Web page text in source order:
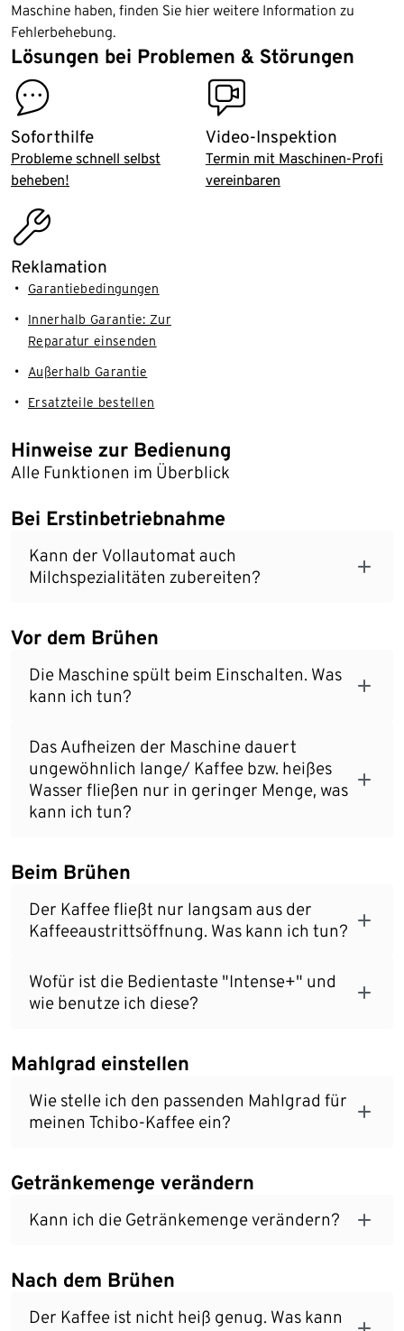
Maschine haben, finden Sie hier weitere Information zu
Fehlerbehebung.
Lösungen bei Problemen & Störungen
contact
Soforthilfe
Probleme schnell selbst
beheben!
video_inspection
Video-Inspektion
Termin mit Maschinen-Profi
vereinbaren
assembly_installation
Reklamation
Garantiebedingungen
Innerhalb Garantie: Zur
Reparatur einsenden
Außerhalb Garantie
Ersatzteile bestellen
Hinweise zur Bedienung
Alle Funktionen im Überblick
Bei Erstinbetriebnahme
Kann der Vollautomat auch
Milchspezialitäten zubereiten?
Vor dem Brühen
Die Maschine spült beim Einschalten. Was
kann ich tun?
Das Aufheizen der Maschine dauert
ungewöhnlich lange/ Kaffee bzw. heißes
Wasser fließen nur in geringer Menge, was
kann ich tun?
Beim Brühen
Der Kaffee fließt nur langsam aus der
Kaffeeaustrittsöffnung. Was kann ich tun?
Wofür ist die Bedientaste "Intense+" und
wie benutze ich diese?
Mahlgrad einstellen
Wie stelle ich den passenden Mahlgrad für
meinen Tchibo-Kaffee ein?
Getränkemenge verändern
Kann ich die Getränkemenge verändern?
Nach dem Brühen
Der Kaffee ist nicht heiß genug. Was kann